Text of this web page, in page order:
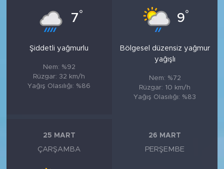
7°
Şiddetli yağmurlu
Nem: %92
Rüzgar: 32 km/h
Yağış Olasılığı: %86
9°
Bölgesel düzensiz yağmur
yağışlı
Nem: %72
Rüzgar: 10 km/h
Yağış Olasılığı: %83
25 MART
ÇARŞAMBA
26 MART
PERŞEMBE